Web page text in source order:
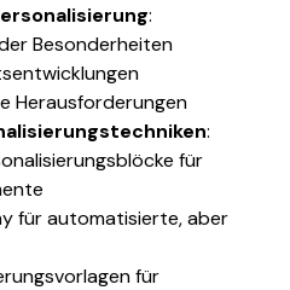
:
Besonderheiten
Herausforderungen
:
für
für automatisierte, aber
für